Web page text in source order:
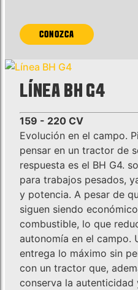
CONOZCA
LÍNEA BH G4
159 - 220 CV
Evolución en el campo.
pensar en un tractor de
respuesta es el BH G4.
para trabajos pesados,
y potencia. A pesar de
siguen siendo
combustible, lo que
autonomía en el campo.
entrega lo máximo sin
con un tractor que,
conserva la